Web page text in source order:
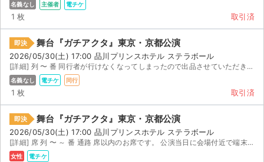
名義なし 主催者 電チケ
1 枚 取引済
即決 舞台『ガチアクタ』東京・京都公演
2026/05/30(土) 17:00 品川プリンスホテル ステラボール
[詳細] 列 〜 番 同行者が行けなくなってしまったので出品させていただきました。
名義なし 電チケ 同行
1 枚 取引済
即決 舞台『ガチアクタ』東京・京都公演
2026/05/30(土) 17:00 品川プリンスホテル ステラボール
[詳細] 席 列 〜 ～ 番 通路 席以内のお席です。 公演当日に会場付近で端末貸出...
女性 電チケ